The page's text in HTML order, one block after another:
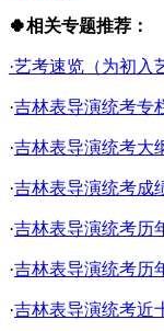
🍀相关专题推荐：
·艺考速览（为初入
·吉林表导演统考专
·吉林表导演统考大
·吉林表导演统考成
·吉林表导演统考历
·吉林表导演统考历
·吉林表导演统考近